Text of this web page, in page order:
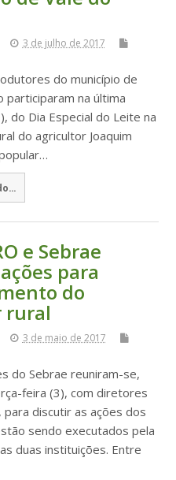
3 de julho de 2017
do município de
participaram na última
do Dia Especial do Leite na
do agricultor Joaquim
e Sebrae
para
do
rural
3 de maio de 2017
do Sebrae reuniram-se,
feira (3), com diretores
para discutir as ações dos
sendo executados pela
duas instituições. Entre